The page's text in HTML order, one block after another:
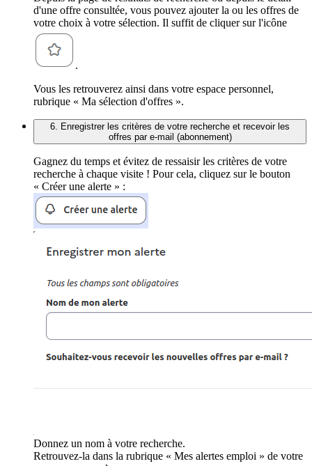
d'une offre consultée, vous pouvez ajouter la ou les offres de
votre choix à votre sélection. Il suffit de cliquer sur l'icône
.
Vous les retrouverez ainsi dans votre espace personnel,
rubrique « Ma sélection d'offres ».
6. Enregistrer les critères de votre recherche et recevoir les
offres par e-mail (abonnement)
Gagnez du temps et évitez de ressaisir les critères de votre
recherche à chaque visite ! Pour cela, cliquez sur le bouton
« Créer une alerte » :
Donnez un nom à votre recherche.
Retrouvez-la dans la rubrique « Mes alertes emploi » de votre